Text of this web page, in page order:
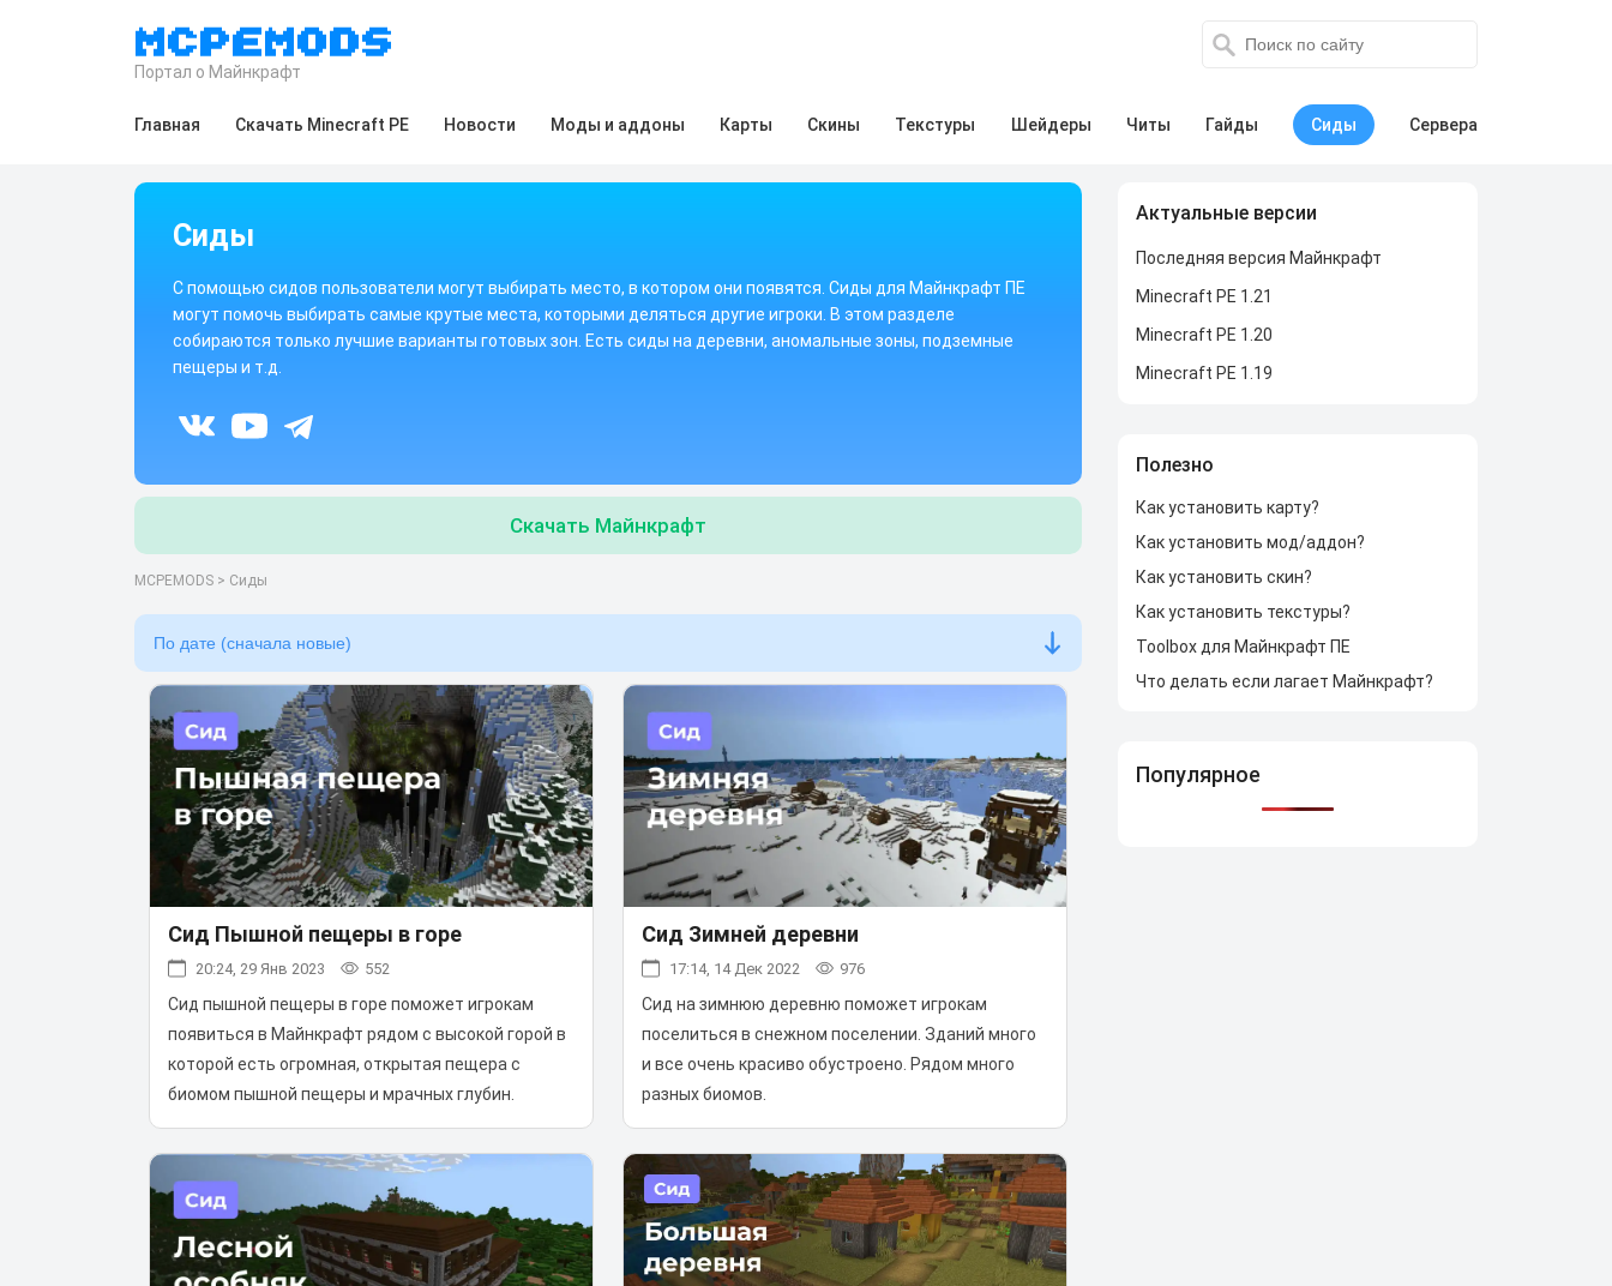
Портал о Майнкрафт
Главная Скачать Minecraft PE Новости Моды и аддоны Карты Скины Текстуры Шейдеры Читы Гайды Сиды Сервера
Сиды
С помощью сидов пользователи могут выбирать место, в котором они появятся. Сиды для Майнкрафт ПЕ
могут помочь выбирать самые крутые места, которыми деляться другие игроки. В этом разделе
собираются только лучшие варианты готовых зон. Есть сиды на деревни, аномальные зоны, подземные
пещеры и т.д.
Скачать Майнкрафт
MCPEMODS > Сиды
Сид Пышной пещеры в горе
20:24, 29 Янв 2023 552
Сид пышной пещеры в горе поможет игрокам
появиться в Майнкрафт рядом с высокой горой в
которой есть огромная, открытая пещера с
биомом пышной пещеры и мрачных глубин.
Сид Зимней деревни
17:14, 14 Дек 2022 976
Сид на зимнюю деревню поможет игрокам
поселиться в снежном поселении. Зданий много
и все очень красиво обустроено. Рядом много
разных биомов.
Актуальные версии
Последняя версия Майнкрафт
Minecraft PE 1.21
Minecraft PE 1.20
Minecraft PE 1.19
Полезно
Как установить карту?
Как установить мод/аддон?
Как установить скин?
Как установить текстуры?
Toolbox для Майнкрафт ПЕ
Что делать если лагает Майнкрафт?
Популярное